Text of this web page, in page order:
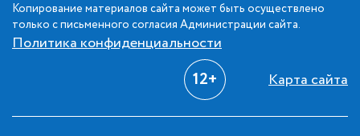
Копирование материалов сайта может быть осуществлено
только с письменного согласия Администрации сайта.
Политика конфиденциальности
12+ Карта сайта